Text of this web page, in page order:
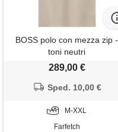
BOSS polo con mezza zip -
toni neutri
289,00 €
Sped. 10,00 €
M-XXL
Farfetch